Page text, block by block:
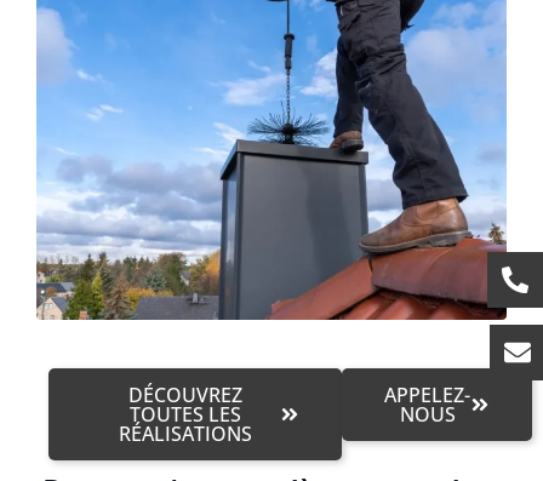
DÉCOUVREZ
TOUTES LES
RÉALISATIONS
APPELEZ-
NOUS